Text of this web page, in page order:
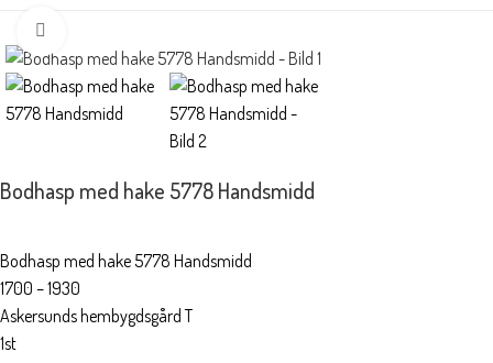
Bodhasp med hake 5778 Handsmidd
Bodhasp med hake 5778 Handsmidd
1700 – 1930
Askersunds hembygdsgård T
1st